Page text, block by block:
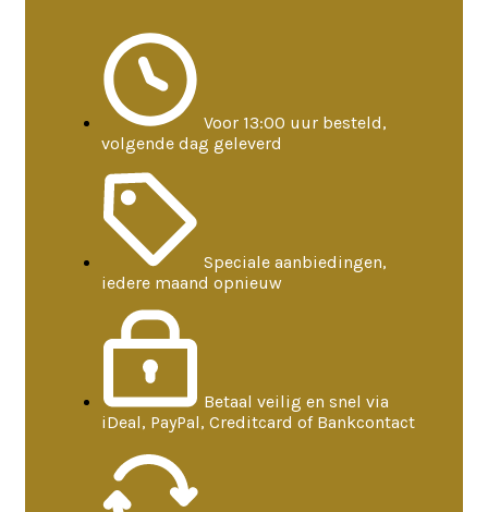
Voor 13:00 uur besteld,
volgende dag geleverd
Speciale aanbiedingen,
iedere maand opnieuw
Betaal veilig en snel via
iDeal, PayPal, Creditcard of Bankcontact